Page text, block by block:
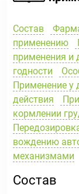
Состав
применению
применения и
годности
Применение у
действия
кормлении
вождению
механизмами
Состав